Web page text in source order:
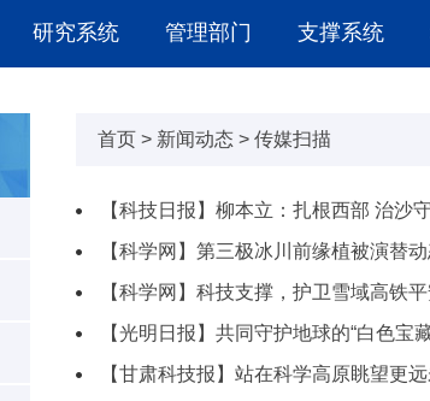
研究系统 管理部门 支撑系统
首页 > 新闻动态 > 传媒扫描
【科技日报】柳本立：扎根西部 治沙
【科学网】第三极冰川前缘植被演替
【科学网】科技支撑，护卫雪域高铁
【光明日报】共同守护地球的“白色宝
【甘肃科技报】站在科学高原眺望